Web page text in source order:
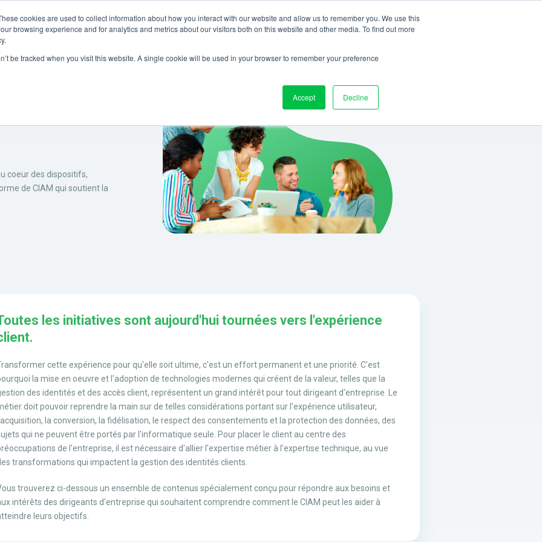
cookies are used to collect information about how you interact with our website and allow us to remember you. We use this
browsing experience and for analytics and metrics about our visitors both on this website and other media. To find out more
be tracked when you visit this website. A single cookie will be used in your browser to remember your preference
Accept Decline
Partenaires Ressources Société Connexion RÉSERVER UNE DÉMO
coeur des dispositifs,
de CIAM qui soutient la
les initiatives sont aujourd'hui tournées vers l'expérience
cette expérience pour qu'elle soit ultime, c'est un effort permanent et une priorité. C'est
la mise en oeuvre et l'adoption de technologies modernes qui créent de la valeur, telles que la
des identités et des accès client, représentent un grand intérêt pour tout dirigeant d'entreprise. Le
doit pouvoir reprendre la main sur de telles considérations portant sur l'expérience utilisateur,
la conversion, la fidélisation, le respect des consentements et la protection des données, des
qui ne peuvent être portés par l'informatique seule. Pour placer le client au centre des
de l'entreprise, il est nécessaire d'allier l'expertise métier à l'expertise technique, au vue
transformations qui impactent la gestion des identités clients.
trouverez ci-dessous un ensemble de contenus spécialement conçu pour répondre aux besoins et
intérêts des dirigeants d'entreprise qui souhaitent comprendre comment le CIAM peut les aider à
leurs objectifs.